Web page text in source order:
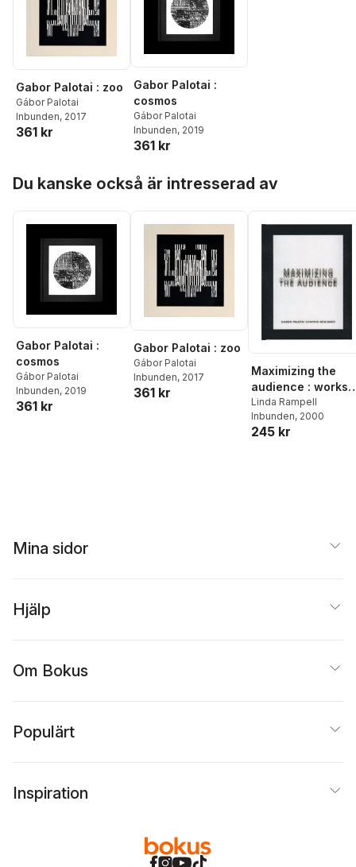
Gabor Palotai : zoo
Gábor Palotai
Inbunden, 2017
361 kr
Gabor Palotai :
cosmos
Gábor Palotai
Inbunden, 2019
361 kr
Du kanske också är intresserad av
Gabor Palotai :
cosmos
Gábor Palotai
Inbunden, 2019
361 kr
Gabor Palotai : zoo
Gábor Palotai
Inbunden, 2017
361 kr
Maximizing the
audience : works
85/2000
Linda Rampell
Inbunden, 2000
245 kr
Mina sidor
Hjälp
Om Bokus
Populärt
Inspiration